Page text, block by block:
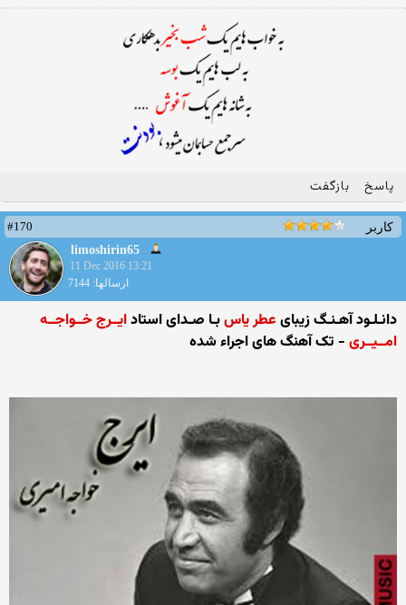
پاسخ بازگفت
کاربر
#170
limoshirin65
11 Dec 2016 13:21
ارسالها: 7144
دانـلـود آهـنـگ زیبای عطر یاسبـا صـدای استادایــرج خــواجــه
امــیــری - تک آهنگ های اجراء شده